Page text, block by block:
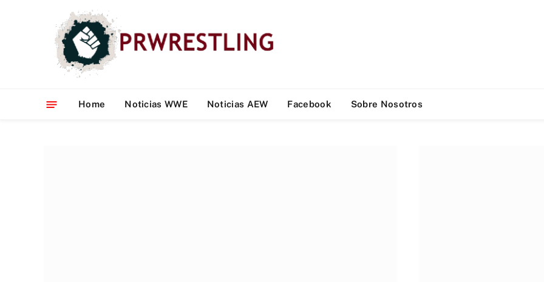
Home Noticias WWE Noticias AEW Facebook Sobre Nosotros